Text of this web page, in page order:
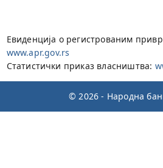
Евиденција о регистрованим
www.apr.gov.rs
Статистички приказ власништва:
© 2026 - Народна